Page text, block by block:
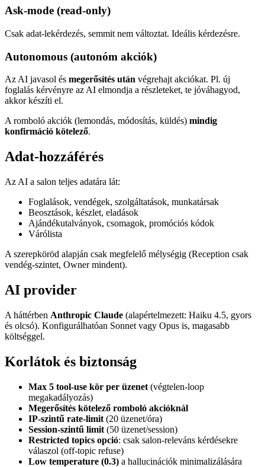
Ask-mode (read-only)
Csak adat-lekérdezés, semmit nem változtat. Ideális kérdezésre.
Autonomous (autonóm akciók)
Az AI javasol és megerősítés után végrehajt akciókat. Pl. új
foglalás kérvényre az AI elmondja a részleteket, te jóváhagyod,
akkor készíti el.
A romboló akciók (lemondás, módosítás, küldés) mindig
konfirmáció kötelező.
Adat-hozzáférés
Az AI a salon teljes adatára lát:
Foglalások, vendégek, szolgáltatások, munkatársak
Beosztások, készlet, eladások
Ajándékutalványok, csomagok, promóciós kódok
Várólista
A szerepköröd alapján csak megfelelő mélységig (Reception csak
vendég-szintet, Owner mindent).
AI provider
A háttérben Anthropic Claude (alapértelmezett: Haiku 4.5, gyors
és olcsó). Konfigurálhatóan Sonnet vagy Opus is, magasabb
költséggel.
Korlátok és biztonság
Max 5 tool-use kör per üzenet (végtelen-loop
megakadályozás)
Megerősítés kötelező romboló akcióknál
IP-szintű rate-limit (20 üzenet/óra)
Session-szintű limit (50 üzenet/session)
Restricted topics opció: csak salon-releváns kérdésekre
válaszol (off-topic refuse)
Low temperature (0.3) a hallucinációk minimalizálására